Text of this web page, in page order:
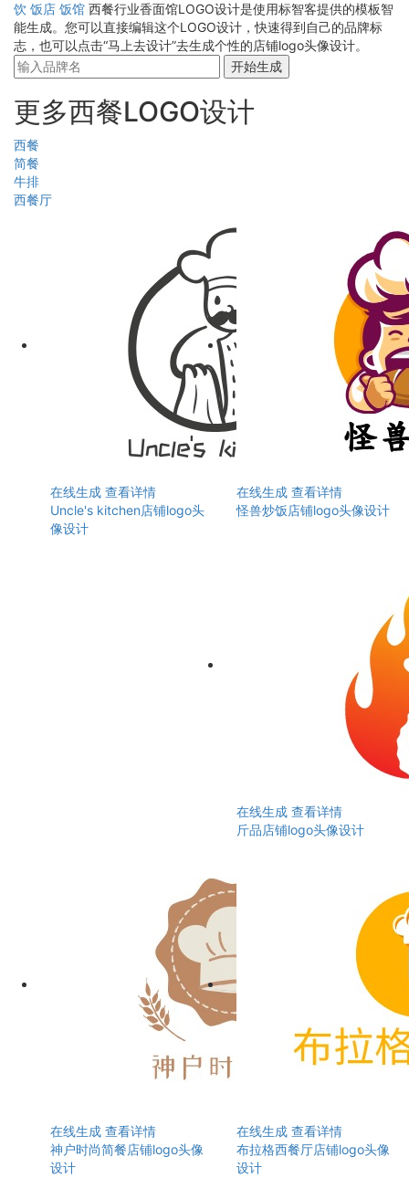
饮 饭店 饭馆 西餐行业香面馆LOGO设计是使用标智客提供的模板智
能生成。您可以直接编辑这个LOGO设计，快速得到自己的品牌标
志，也可以点击“马上去设计”去生成个性的店铺logo头像设计。
开始生成
更多西餐LOGO设计
西餐
简餐
牛排
西餐厅
在线生成 查看详情
Uncle's kitchen店铺logo头
像设计
在线生成 查看详情
怪兽炒饭店铺logo头像设计
在线生成 查看详情
斤品店铺logo头像设计
在线生成 查看详情
神户时尚简餐店铺logo头像
设计
在线生成 查看详情
布拉格西餐厅店铺logo头像
设计